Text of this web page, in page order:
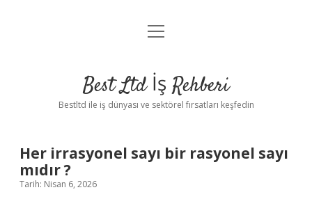
Anasayfa
Yasal Uyarı
menüyü
Best Ltd İş Rehberi
Bestltd ile iş dünyası ve sektörel fırsatları keşfedin
Her irrasyonel sayı bir rasyonel sayı
mıdır ?
Tarih: Nisan 6, 2026